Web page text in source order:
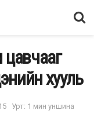
цавчааг
хууль
Урт: 1 мин уншина